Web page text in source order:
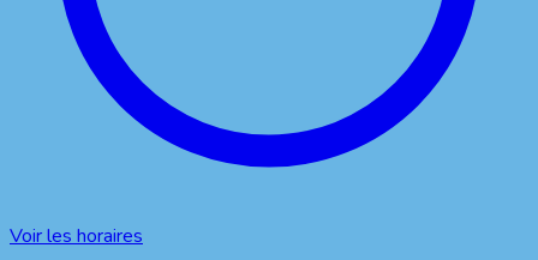
Voir les horaires